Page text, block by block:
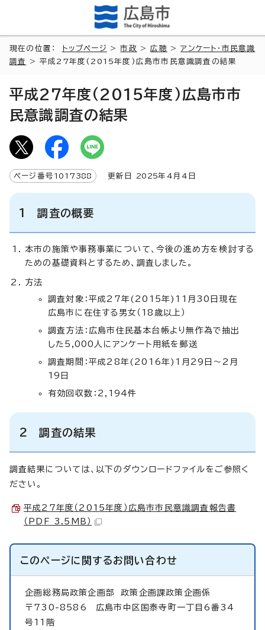
現在の位置： トップページ >市政 >広聴 >アンケート・市民意識
調査
> 平成27年度(2015年度)広島市市民意識調査の結果
平成27年度(2015年度)広島市市
民意識調査の結果
ページ番号 1017388 更新日 2025年4月4日
1 調査の概要
本市の施策や事務事業について、今後の進め方を検討する
ための基礎資料とするため、調査しました。
方法
調査対象：平成27年(2015年)11月30日現在
広島市に在住する男女（18歳以上）
調査方法：広島市住民基本台帳より無作為で抽出
した5,000人にアンケート用紙を郵送
調査期間：平成28年(2016年)1月29日～2月
19日
有効回収数：2,194件
2 調査の結果
調査結果については、以下のダウンロードファイルをご参照く
ださい。
平成27年度（2015年度）広島市市民意識調査報告書
（PDF 3.5MB）
このページに関するお問い合わせ
企画総務局政策企画部政策企画課政策企画係
〒730-8586 広島市中区国泰寺町一丁目6番34
号11階